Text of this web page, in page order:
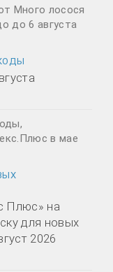
Плюс» на
для новых
2026